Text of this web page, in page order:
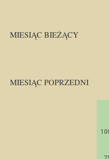
MIESIĄC BIEŻĄCY
MIESIĄC POPRZEDNI